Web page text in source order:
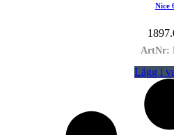
Nice
ArtNr:
Lägg i